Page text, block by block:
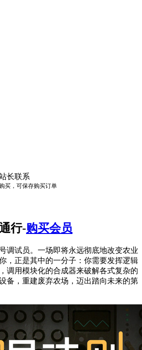
长联系
买，可保存购买订单
行-购买会员
调试员。一场即将永远彻底地改变农业
，正是其中的一分子：你需要发挥逻辑
调用模块化的合成器来破解各式复杂的
备，重建废弃农场，迈出踏向未来的第